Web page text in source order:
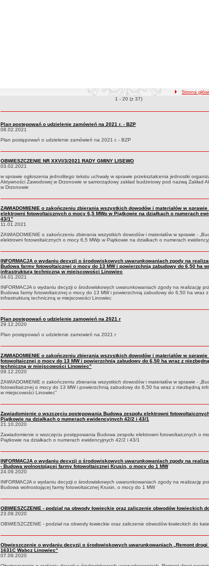
ścieżka
Strona
Obwieszczenia o pozycjach
1 - 20 (z 37)
Plan postępowań o udzielenie zamówień na 2021 r. - BZP
08.02.2021
Plan postępowań o udzielenie zamówień na 2021 r. - BZP
OBWIESZCZENIE NR XXVI/3/2021 RADY GMINY LISEWO
03.02.2021
w sprawie ogłoszenia jednolitego tekstu uchwały w sprawie przekształcenia jednostki
Aktywności Zawodowej w Drzonowie w samorządowy zakład budżetowy pod nazwą Zakład
w Drzonowie
ZAWIADOMIENIE o zakończeniu zbierania wszystkich dowodów i materiałów w sprawie
elektrowni fotowoltaicznych o mocy 6,5 MWp w Piątkowie na działkach o numerach
43/1”
11.01.2021
ZAWIADOMIENIE o zakończeniu zbierania wszystkich dowodów i materiałów w sprawie -
elektrowni fotowoltaicznych o mocy 6,5 MWp w Piątkowie na działkach o numerach
INFORMACJA o wydaniu decyzji o środowiskowych uwarunkowaniach zgody na
Budowa farmy fotowoltaicznej o mocy do 13 MW i powierzchnią zabudowy do 6,50 ha
infrastrukturą techniczną w miejscowości Linowiec
04.01.2021
INFORMACJA o wydaniu decyzji o środowiskowych uwarunkowaniach zgody na realizację
Budowa farmy fotowoltaicznej o mocy do 13 MW i powierzchnią zabudowy do 6,50 ha wraz
infrastrukturą techniczną w miejscowości Linowiec
Plan postępowań o udzielenie zamowień na 2021 r
29.12.2020
Plan postępowań o udzielenie zamowień na 2021 r
ZAWIADOMIENIE o zakończeniu zbierania wszystkich dowodów i materiałów w sprawie
fotowoltaicznej o mocy do 13 MW i powierzchnią zabudowy do 6,50 ha wraz z
techniczną w miejscowości Linowiec”
09.12.2020
ZAWIADOMIENIE o zakończeniu zbierania wszystkich dowodów i materiałów w sprawie -
fotowoltaicznej o mocy do 13 MW i powierzchnią zabudowy do 6,50 ha wraz z niezbędną
w miejscowości Linowiec”
Zawiadomienie o wszczęciu postępowania Budowa zespołu elektrowni
Piątkowie na działkach o numerach ewidencyjnych 42/2 i 43/1
21.10.2020
Zawiadomienie o wszczęciu postępowania Budowa zespołu elektrowni fotowoltaicznych o
Piątkowie na działkach o numerach ewidencyjnych 42/2 i 43/1
INFORMACJA o wydaniu decyzji o środowiskowych uwarunkowaniach zgody na
- Budowa wolnostojącej farmy fotowoltaicznej Krusin, o mocy do 1 MW
24.09.2020
INFORMACJA o wydaniu decyzji o środowiskowych uwarunkowaniach zgody na realizację
Budowa wolnostojącej farmy fotowoltaicznej Krusin, o mocy do 1 MW
OBWIESZCZENIE - podział na obwody łowieckie oraz zaliczenie obwodów łowieckich
23.09.2020
OBWIESZCZENIE - podział na obwody łowieckie oraz zaliczenie obwodów łowieckich do
Obwieszczenie o wydaniu decyzji o środowiskowych uwarunkowaniach „Remont
1631C Wabcz Linowiec”
07.09.2020